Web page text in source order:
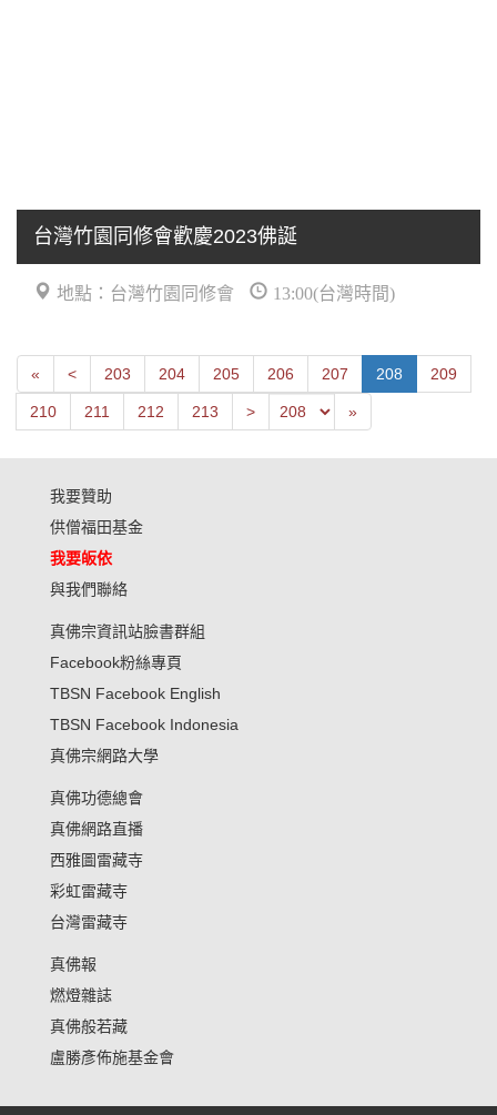
台灣竹園同修會歡慶2023佛誕
地點：台灣竹園同修會 13:00(台灣時間)
« First<Next203 204 205 206 207 208 209
210 211 212 213 >Previous »Last
我要贊助
供僧福田基金
我要皈依
與我們聯絡
真佛宗資訊站臉書群組
Facebook粉絲專頁
TBSN Facebook English
TBSN Facebook Indonesia
真佛宗網路大學
真佛功德總會
真佛網路直播
西雅圖雷藏寺
彩虹雷藏寺
台灣雷藏寺
真佛報
燃燈雜誌
真佛般若藏
盧勝彥佈施基金會